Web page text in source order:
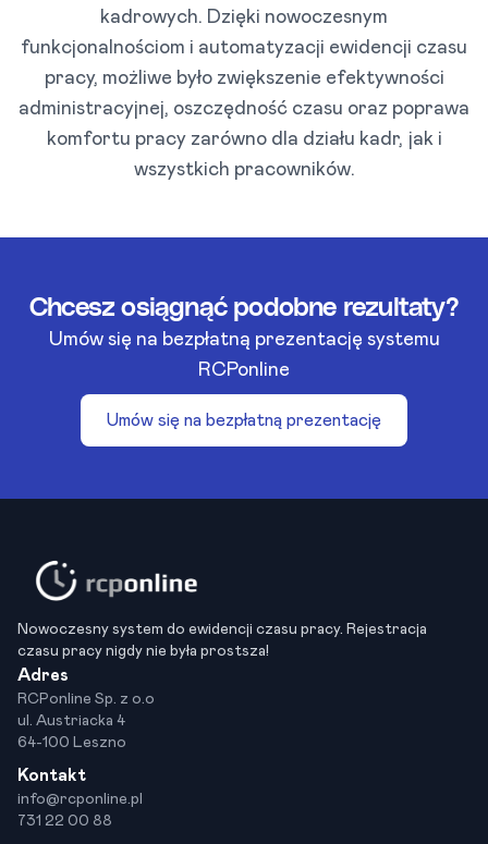
kadrowych. Dzięki nowoczesnym
funkcjonalnościom i automatyzacji ewidencji czasu
pracy, możliwe było zwiększenie efektywności
administracyjnej, oszczędność czasu oraz poprawa
komfortu pracy zarówno dla działu kadr, jak i
wszystkich pracowników.
Chcesz osiągnąć podobne rezultaty?
Umów się na bezpłatną prezentację systemu
RCPonline
Umów się na bezpłatną prezentację
Nowoczesny system do ewidencji czasu pracy. Rejestracja
czasu pracy nigdy nie była prostsza!
Adres
RCPonline Sp. z o.o
ul. Austriacka 4
64-100 Leszno
Kontakt
info@rcponline.pl
731 22 00 88